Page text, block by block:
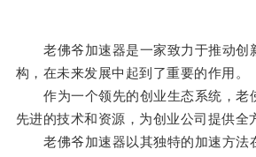
老佛爷加速器是一家致力于推动创
构，在未来发展中起到了重要的作用。
作为一个领先的创业生态系统，老
先进的技术和资源，为创业公司提供全
老佛爷加速器以其独特的加速方法